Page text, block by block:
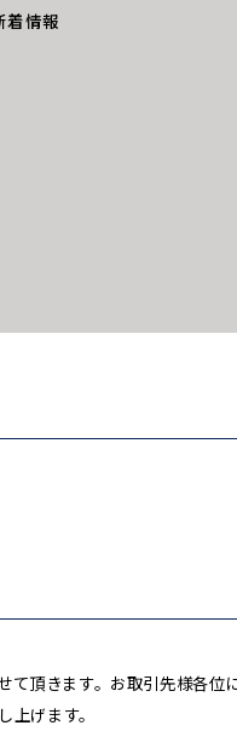
着情報
頂きます。お取引先様各位
げます。